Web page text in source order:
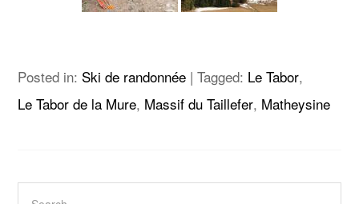
Posted in: Ski de randonnée |Tagged: Le Tabor,
Le Tabor de la Mure, Massif du Taillefer, Matheysine